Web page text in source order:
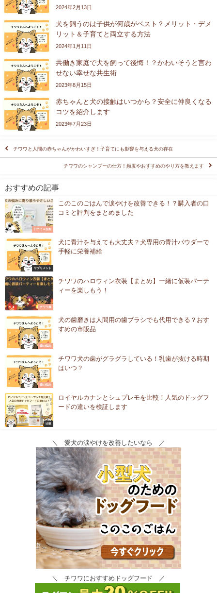
2024年2月13日
犬を飼うのは子供が何歳がベスト？メリット・デメ
リット＆子育てと両立する方法
2024年1月11日
共働き家庭で犬を飼って後悔！？かわいそうと言わ
せない幸せな共生術
2023年8月15日
赤ちゃんと犬の接触はいつから？安全に仲良くなる
コツを紹介します
2023年7月23日
チワワと人間の赤ちゃんがかわいすぎ！子育てにも影響を与える犬の存在
チワワのシャンプーの仕方！頻度やおすすめのやり方を教えます
おすすめの記事
口コミ＆評判
このこのごはんで涙やけを改善できる！？購入者の口
コミと評判をまとめました
サプリメント
犬に青汁を与えても大丈夫？犬専用の青汁パウダーで
手軽に栄養補給
チワワ服
チワワのハロウィン衣装【まとめ】一緒に仮装パーテ
ィーを楽しもう！
歯の悩み
犬の歯磨きは人間用の歯ブラシでも代用できる？おす
すめの市販品
歯の悩み
チワワ犬の歯がグラグラしている！乳歯が抜ける時期
はいつ？
比較
ロイヤルカナンとシュプレモを比較！人気のドッグフ
ードの違いを検証します
＼ 愛犬の涙やけを改善したいなら ／
＼ チワワにおすすめドッグフード ／